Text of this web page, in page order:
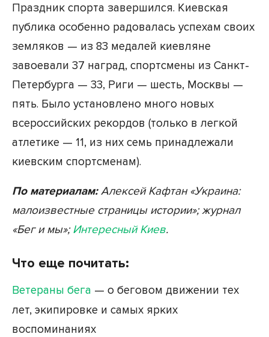
Праздник спорта завершился. Киевская
публика особенно радовалась успехам своих
земляков — из 83 медалей киевляне
завоевали 37 наград, спортсмены из Санкт-
Петербурга — 33, Риги — шесть, Москвы —
пять. Было установлено много новых
всероссийских рекордов (только в легкой
атлетике — 11, из них семь принадлежали
киевским спортсменам).
По материалам:Алексей Кафтан «Украина:
малоизвестные страницы истории»; журнал
«Бег и мы»;Интересный Киев.
Что еще почитать:
Ветераны бега — о беговом движении тех
лет, экипировке и самых ярких
воспоминаниях